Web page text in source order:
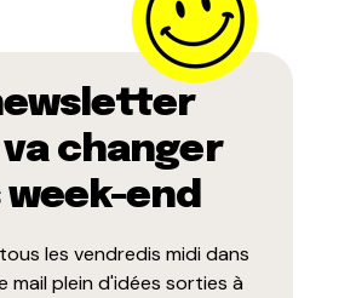
changer
week-end
les vendredis midi dans
mail plein d'idées sorties à